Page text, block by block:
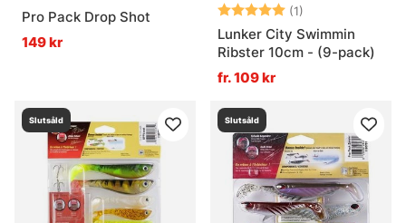
Pro Pack Drop Shot
149 kr
Betyg: (1)
Lunker City Swimmin
Ribster 10cm - (9-pack)
fr. 109 kr
Slutsåld Slutsåld